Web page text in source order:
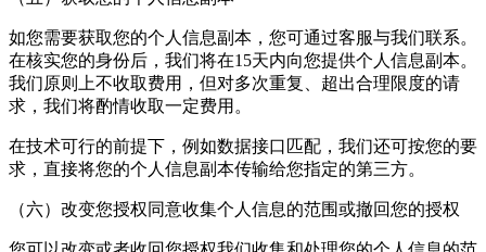
如您需要获取您的个人信息副本，您可通过客服与我们联系。
在核实您的身份后，我们将在15天内向您提供个人信息副本。
我们原则上不收取费用，但对多次重复、超出合理限度的请
求，我们将酌情收取一定费用。
在技术可行的前提下，例如数据接口匹配，我们还可按您的要
求，直接将您的个人信息副本传输给您指定的第三方。
（六）改变您授权同意收集个人信息的范围或撤回您的授权